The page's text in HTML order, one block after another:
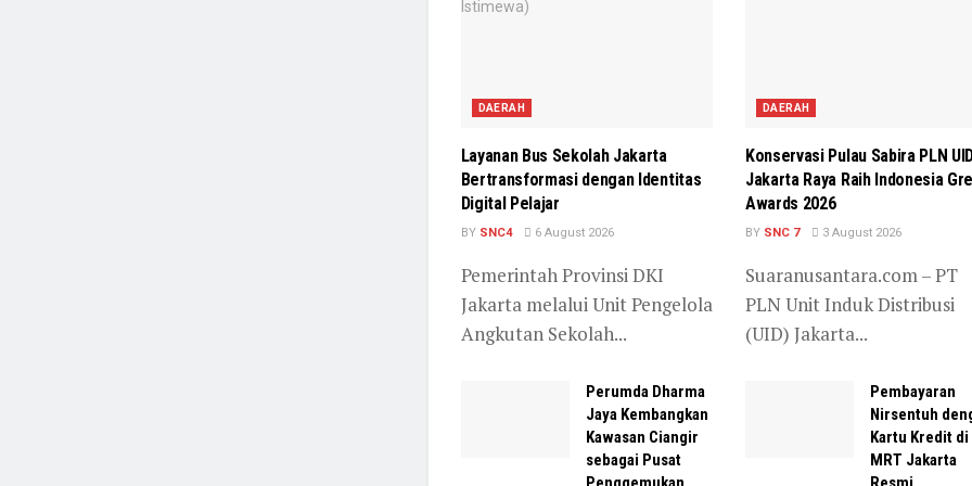
DAERAH
Layanan Bus Sekolah Jakarta
Bertransformasi dengan Identitas
Digital Pelajar
BY SNC4 6 August 2026
Pemerintah Provinsi DKI
Jakarta melalui Unit Pengelola
Angkutan Sekolah...
DAERAH
Konservasi Pulau Sabira PLN
Jakarta Raya Raih Indonesia
Awards 2026
BY SNC 7 3 August 2026
Suaranusantara.com – PT
PLN Unit Induk Distribusi
(UID) Jakarta...
Perumda Dharma
Jaya Kembangkan
Kawasan Ciangir
sebagai Pusat
Pembayaran
Nirsentuh
Kartu Kredit di
MRT Jakarta